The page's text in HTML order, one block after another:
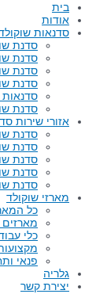
בית
אודות
סדנאות
סדנת
סדנת
סדנת
סדנת
סדנאות
סדנת
אזורי שירות
סדנת
סדנת
סדנת
סדנת
סדנת
מארזי שוקולד
כל
מארזים
כלי
פנאי
גלריה
יצירת קשר